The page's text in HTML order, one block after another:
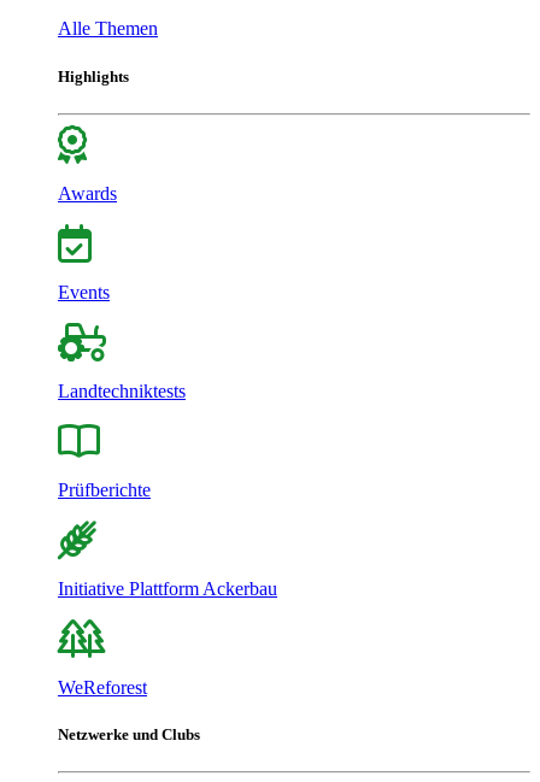
Alle Themen
Highlights
Awards
Events
Landtechniktests
Prüfberichte
Initiative Plattform Ackerbau
WeReforest
Netzwerke und Clubs